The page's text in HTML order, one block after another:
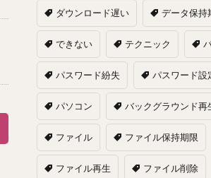
ダウンロード遅い データ保持
できない テクニック
パスワード紛失 パスワード設
パソコン バックグラウンド再
ファイル ファイル保持期限
ファイル再生 ファイル削除